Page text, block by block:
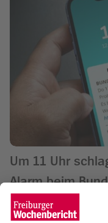
Um 11 Uhr
Alarm beim